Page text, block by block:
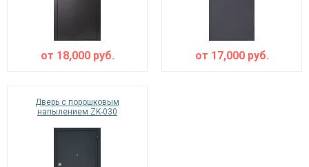
от 18,000руб. от 17,000руб.
Дверь с порошковым
напылением ZK-030